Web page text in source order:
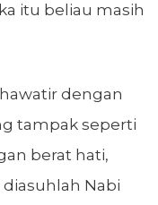
itu beliau masih
dengan
tampak seperti
berat hati,
Nabi